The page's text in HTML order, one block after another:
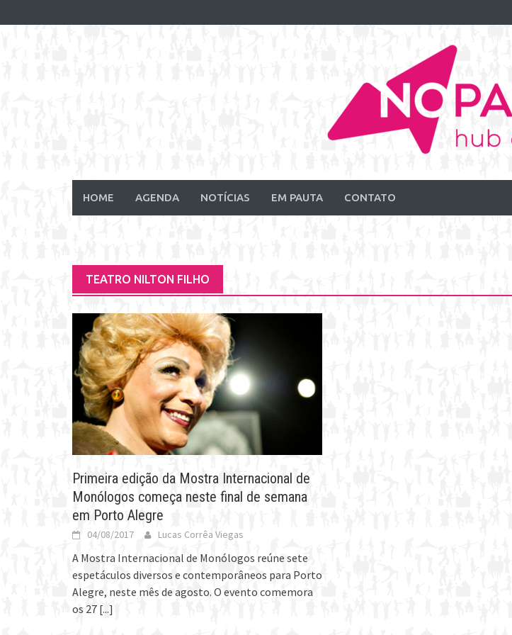
to
HOME AGENDA NOTÍCIAS EM PAUTA CONTATO
TEATRO NILTON FILHO
Primeira edição da Mostra Internacional de
Monólogos começa neste final de semana
em Porto Alegre
04/08/2017 Lucas Corrêa Viegas
A Mostra Internacional de Monólogos reúne sete
espetáculos diversos e contemporâneos para Porto
Alegre, neste mês de agosto. O evento comemora
os 27 [...]